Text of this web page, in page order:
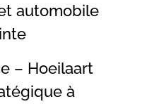
automobile
– Hoeilaart
à